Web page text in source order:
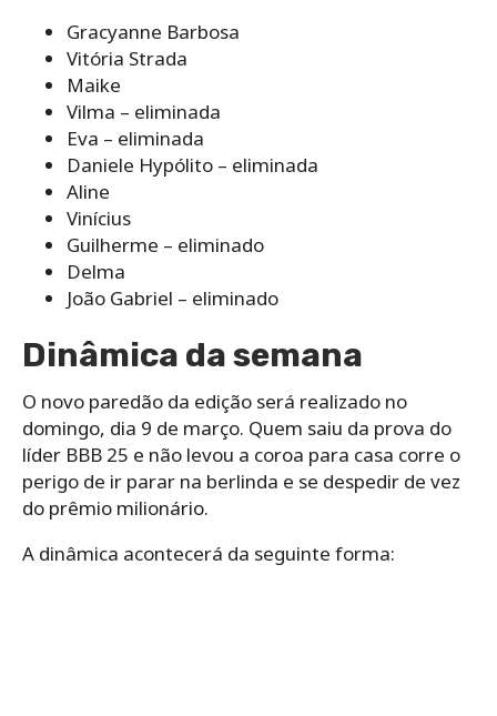
Gracyanne Barbosa
Vitória Strada
Maike
Vilma – eliminada
Eva – eliminada
Daniele Hypólito – eliminada
Aline
Vinícius
Guilherme – eliminado
Delma
João Gabriel – eliminado
Dinâmica da semana
O novo paredão da edição será realizado no
domingo, dia 9 de março. Quem saiu da prova do
líder BBB 25 e não levou a coroa para casa corre o
perigo de ir parar na berlinda e se despedir de vez
do prêmio milionário.
A dinâmica acontecerá da seguinte forma: